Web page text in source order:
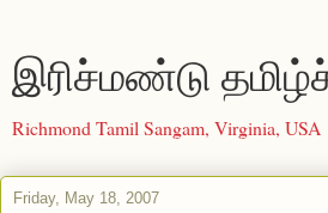
இரிச்மண்டு
Richmond Tamil Sangam, Virginia, USA
Friday, May 18, 2007